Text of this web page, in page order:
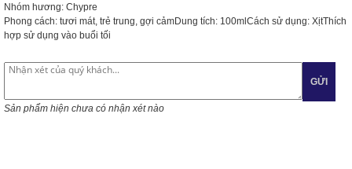
Nhóm hương: Chypre
Phong cách: tươi mát, trẻ trung, gợi cảmDung tích: 100mlCách sử dụng: XịtThích
hợp sử dụng vào buổi tối
GỬI
Sản phẩm hiện chưa có nhận xét nào